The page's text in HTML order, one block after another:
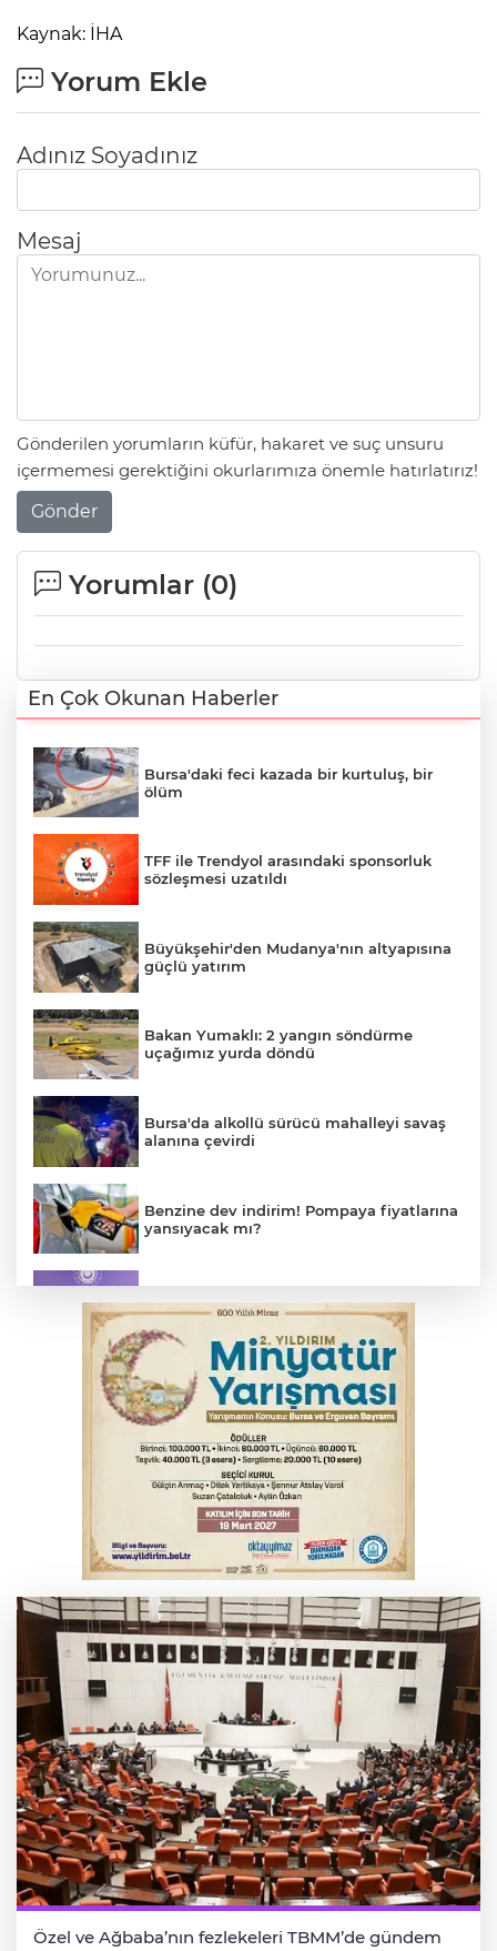
Kaynak: İHA
Yorum Ekle
Adınız Soyadınız
Mesaj
Gönderilen yorumların küfür, hakaret ve suç unsuru
içermemesi gerektiğini okurlarımıza önemle hatırlatırız!
Gönder
Yorumlar (0)
En Çok Okunan Haberler
Bursa'daki feci kazada bir kurtuluş, bir
ölüm
TFF ile Trendyol arasındaki sponsorluk
sözleşmesi uzatıldı
Büyükşehir'den Mudanya'nın altyapısına
güçlü yatırım
Bakan Yumaklı: 2 yangın söndürme
uçağımız yurda döndü
Bursa'da alkollü sürücü mahalleyi savaş
alanına çevirdi
Benzine dev indirim! Pompaya fiyatlarına
yansıyacak mı?
milletimize hayırlı olsun
Serbest piyasada döviz fiyatları
Osmangazi’de kaldırım işgaline geçit yok
Serbest piyasada altın fiyatları...
Özel ve Ağbaba’nın fezlekeleri TBMM’de gündem